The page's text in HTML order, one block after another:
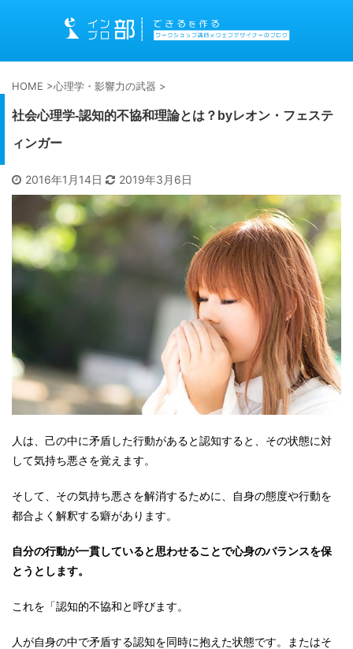
HOME >心理学・影響力の武器 >
社会心理学-認知的不協和理論とは？byレオン・フェステ
ィンガー
2016年1月14日 2019年3月6日
人は、己の中に矛盾した行動があると認知すると、その状態に対
して気持ち悪さを覚えます。
そして、その気持ち悪さを解消するために、自身の態度や行動を
都合よく解釈する癖があります。
自分の行動が一貫していると思わせることで心身のバランスを保
とうとします。
これを「認知的不協和と呼びます。
人が自身の中で矛盾する認知を同時に抱えた状態です。またはそ